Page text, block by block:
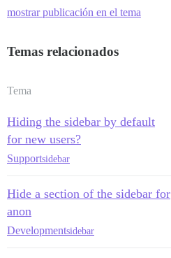
mostrar publicación en el tema
Temas relacionados
Tema
Hiding the sidebar by default
for new users?
Supportsidebar
Hide a section of the sidebar for
anon
Developmentsidebar